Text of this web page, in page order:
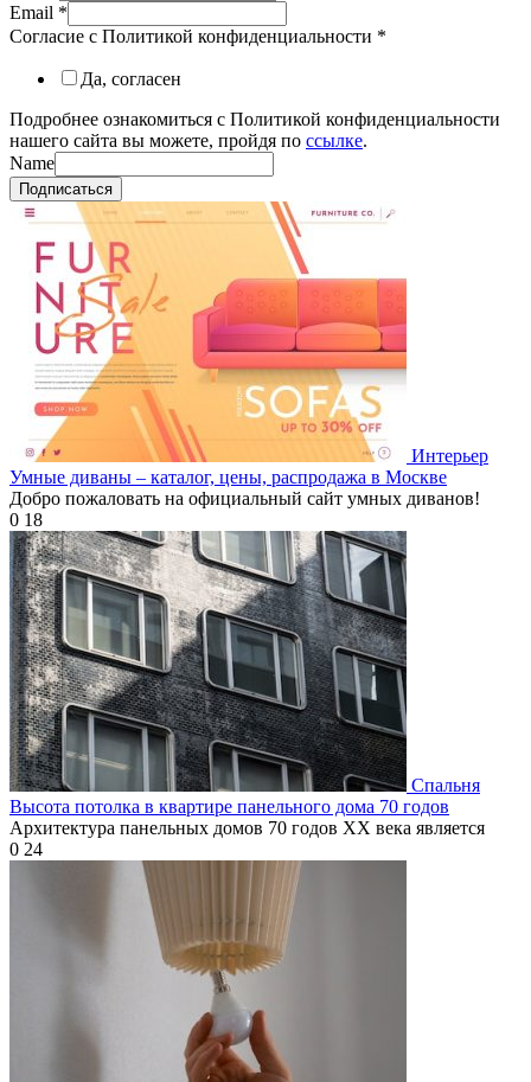
Email *
Согласие с Политикой конфиденциальности *
Да, согласен
Подробнее ознакомиться с Политикой конфиденциальности
нашего сайта вы можете, пройдя по ссылке.
Name
Подписаться
Интерьер
Умные диваны – каталог, цены, распродажа в Москве
Добро пожаловать на официальный сайт умных диванов!
0 18
Спальня
Высота потолка в квартире панельного дома 70 годов
Архитектура панельных домов 70 годов XX века является
0 24